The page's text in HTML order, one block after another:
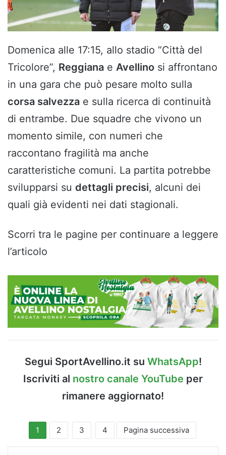
Domenica alle 17:15, allo stadio “Città del
Tricolore”, Reggiana e Avellino si affrontano
in una gara che può pesare molto sulla
corsa salvezza e sulla ricerca di continuità
di entrambe. Due squadre che vivono un
momento simile, con numeri che
raccontano fragilità ma anche
caratteristiche comuni. La partita potrebbe
svilupparsi su dettagli precisi, alcuni dei
quali già evidenti nei dati stagionali.
Scorri tra le pagine per continuare a leggere
l’articolo
Segui SportAvellino.it su WhatsApp!
Iscriviti al nostro canale YouTube per
rimanere aggiornato!
1 2 3 4 Pagina successiva